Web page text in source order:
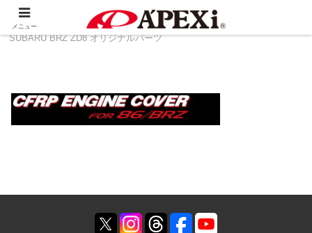
製品情報 その他
TOYOTA 86 ZN8 ＆
SUBARU BRZ ZD8 オリジナルパーツ
メニュー